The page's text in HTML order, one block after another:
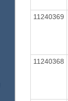
11240369
11240368